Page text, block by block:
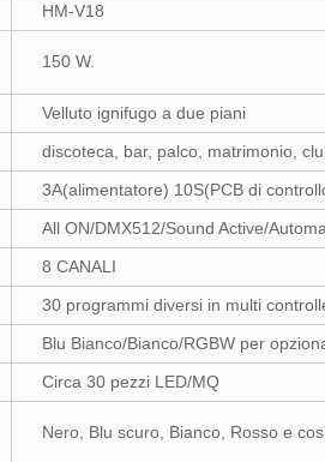
HM-V18
150 W.
Velluto ignifugo a due piani
discoteca, bar, palco, matrimonio,
3A(alimentatore) 10S(PCB di
All ON/DMX512/Sound Active/
8 CANALI
30 programmi diversi in multi
Blu Bianco/Bianco/RGBW per
Circa 30 pezzi LED/MQ
Nero, Blu scuro, Bianco, Rosso e